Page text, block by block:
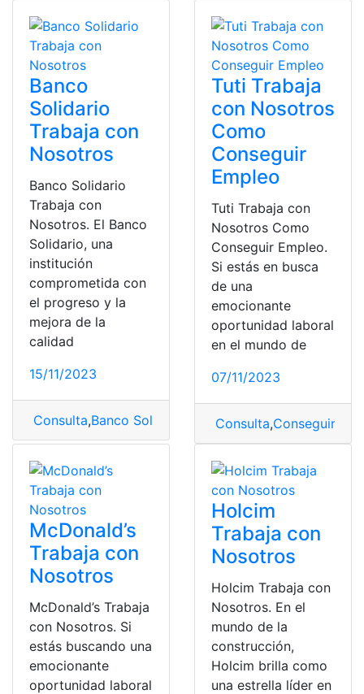
Banco
Solidario
Trabaja con
Nosotros
Banco Solidario
Trabaja con
Nosotros. El Banco
Solidario, una
institución
comprometida con
el progreso y la
mejora de la
calidad
15/11/2023
Consulta,Banco Solidario Solidario,trabaja con
Tuti Trabaja
con Nosotros
Como
Conseguir
Empleo
Tuti Trabaja con
Nosotros Como
Conseguir Empleo.
Si estás en busca
de una
emocionante
oportunidad laboral
en el mundo de
07/11/2023
Consulta,Conseguir
McDonald’s
Trabaja con
Nosotros
McDonald’s Trabaja
con Nosotros. Si
estás buscando una
emocionante
oportunidad laboral
Holcim
Trabaja con
Nosotros
Holcim Trabaja con
Nosotros. En el
mundo de la
construcción,
Holcim brilla como
una estrella líder en